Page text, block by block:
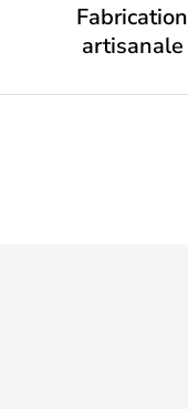
Fabrication
artisanale